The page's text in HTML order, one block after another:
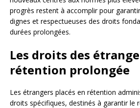
progrès restent à accomplir pour
dignes et respectueuses des droits
durées prolongées.
Les droits des
rétention prolongée
Les étrangers placés en rétention
droits spécifiques, destinés à garantir le